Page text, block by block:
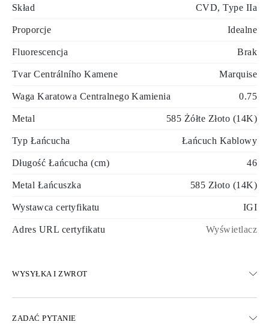
Skład CVD, Type IIa
Proporcje Idealne
Fluorescencja Brak
Tvar Centrálního Kamene Marquise
Waga Karatowa Centralnego Kamienia 0.75
Metal 585 Żółte Złoto (14K)
Typ Łańcucha Łańcuch Kablowy
Długość Łańcucha (cm) 46
Metal Łańcuszka 585 Złoto (14K)
Wystawca certyfikatu IGI
Adres URL certyfikatu Wyświetlacz
WYSYŁKA I ZWROT
ZADAĆ PYTANIE